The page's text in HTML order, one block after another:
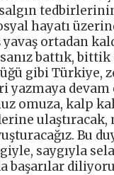
salgın
hayatı
ortadan
battık,
gibi Türkiye,
yazmaya
omuza, kalp
Bu
saygıyla
başarılar